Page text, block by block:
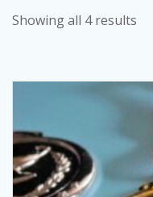
Showing all 4 results